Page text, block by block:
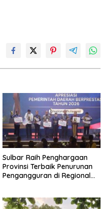
Sulbar Raih Penghargaan
Provinsi Terbaik Penurunan
Pengangguran di Regional